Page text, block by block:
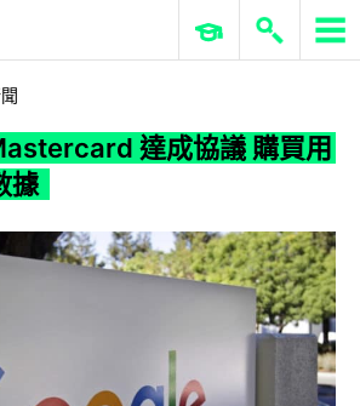
ERP 與商業 AI
達成協議 購買用
據